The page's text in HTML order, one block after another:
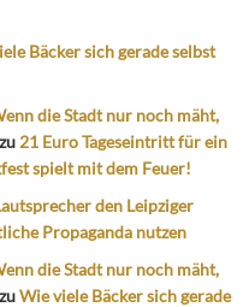
Bäcker sich gerade selbst
die Stadt nur noch mäht,
21 Euro Tageseintritt für ein
spielt mit dem Feuer!
den Leipziger
Propaganda nutzen
die Stadt nur noch mäht,
Wie viele Bäcker sich gerade